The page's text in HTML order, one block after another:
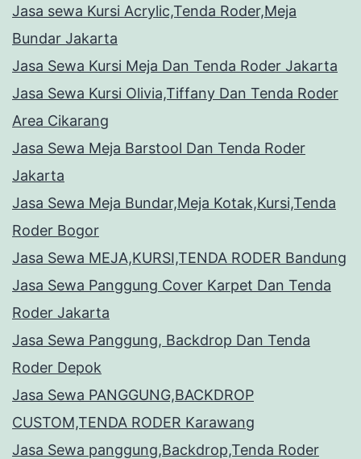
Jasa sewa Kursi Acrylic,Tenda Roder,Meja
Bundar Jakarta
Jasa Sewa Kursi Meja Dan Tenda Roder Jakarta
Jasa Sewa Kursi Olivia,Tiffany Dan Tenda Roder
Area Cikarang
Jasa Sewa Meja Barstool Dan Tenda Roder
Jakarta
Jasa Sewa Meja Bundar,Meja Kotak,Kursi,Tenda
Roder Bogor
Jasa Sewa MEJA,KURSI,TENDA RODER Bandung
Jasa Sewa Panggung Cover Karpet Dan Tenda
Roder Jakarta
Jasa Sewa Panggung, Backdrop Dan Tenda
Roder Depok
Jasa Sewa PANGGUNG,BACKDROP
CUSTOM,TENDA RODER Karawang
Jasa Sewa panggung,Backdrop,Tenda Roder